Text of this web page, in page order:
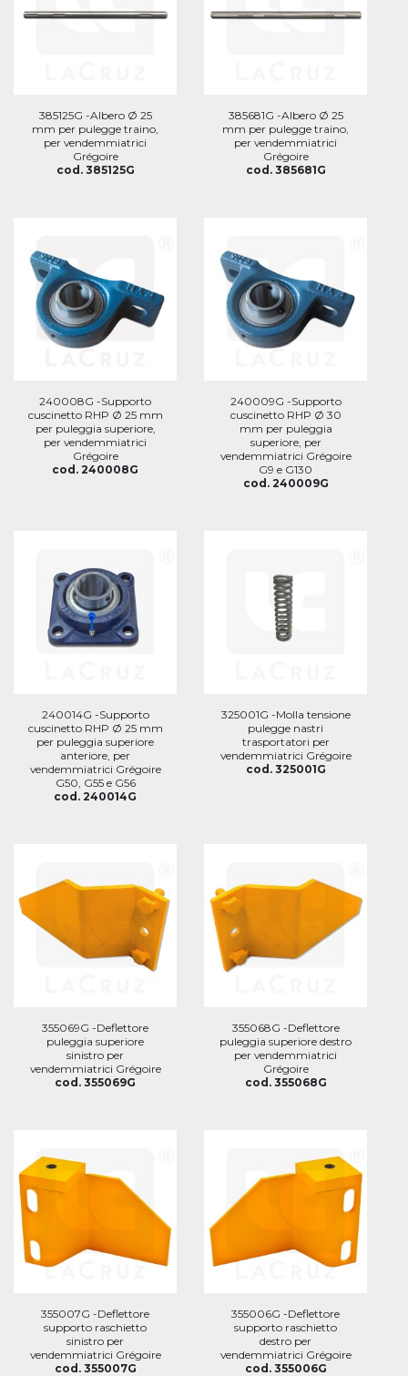
385125G -Albero Ø 25
mm per pulegge traino,
per vendemmiatrici
Grégoire
cod. 385125G
385681G -Albero Ø 25
mm per pulegge traino,
per vendemmiatrici
Grégoire
cod. 385681G
240008G -Supporto
cuscinetto RHP Ø 25 mm
per puleggia superiore,
per vendemmiatrici
Grégoire
cod. 240008G
240009G -Supporto
cuscinetto RHP Ø 30
mm per puleggia
superiore, per
vendemmiatrici Grégoire
G9 e G130
cod. 240009G
240014G -Supporto
cuscinetto RHP Ø 25 mm
per puleggia superiore
anteriore, per
vendemmiatrici Grégoire
G50, G55 e G56
cod. 240014G
325001G -Molla tensione
pulegge nastri
trasportatori per
vendemmiatrici Grégoire
cod. 325001G
355069G -Deflettore
puleggia superiore
sinistro per
vendemmiatrici Grégoire
cod. 355069G
355068G -Deflettore
puleggia superiore destro
per vendemmiatrici
Grégoire
cod. 355068G
355007G -Deflettore
supporto raschietto
sinistro per
vendemmiatrici Grégoire
cod. 355007G
355006G -Deflettore
supporto raschietto
destro per
vendemmiatrici Grégoire
cod. 355006G